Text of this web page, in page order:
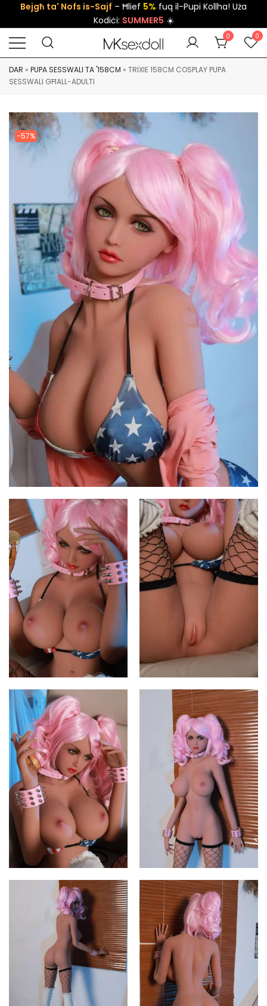
Bejgħ ta' Nofs is-Sajf – Ħlief 5% fuq il-Pupi Kollha! Uża
Kodiċi: SUMMER5 ☀️
0 0
DAR » PUPA SESSWALI TA '158CM » TRIXIE 158CM COSPLAY PUPA
SESSWALI GĦALL-ADULTI
-57%